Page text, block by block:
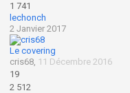
1 741
lechonch
2 Janvier 2017
Le covering
cris68, 11 Décembre 2016
19
2 512